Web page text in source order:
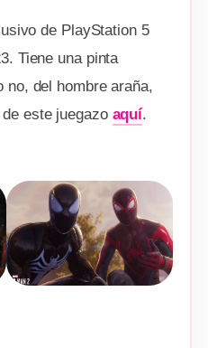
de PlayStation 5
Tiene una pinta
del hombre araña,
este juegazo aquí.